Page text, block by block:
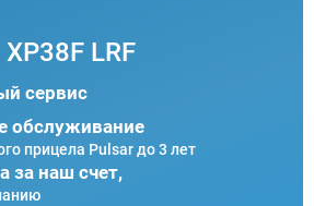
LRF
сервис
обслуживание
прицела Pulsar до 3 лет
за наш счет,